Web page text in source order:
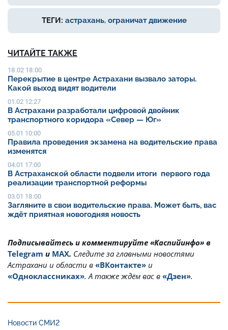
ТЕГИ: астрахань, ограничат движение
ЧИТАЙТЕ ТАКЖЕ
18.02 18:00
Перекрытие в центре Астрахани вызвало заторы.
Какой выход видят водители
01.02 12:27
В Астрахани разработали цифровой двойник
транспортного коридора «Север — Юг»
05.01 10:00
Правила проведения экзамена на водительские права
изменятся
04.01 17:00
В Астраханской области подвели итоги первого года
реализации транспортной реформы
03.01 18:00
Загляните в свои водительские права. Может быть, вас
ждёт приятная новогодняя новость
Подписывайтесь и комментируйте «Каспийинфо» в
Telegram и MAX. Cледите за главными новостями
Астрахани и области в «ВКонтакте» и
«Одноклассниках». А также ждём вас в «Дзен».
Новости СМИ2